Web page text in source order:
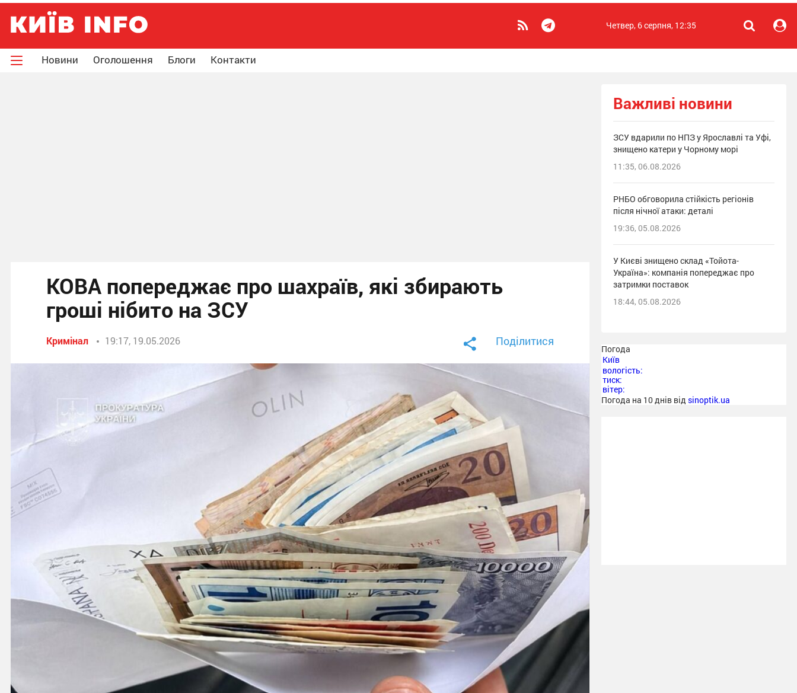
Четвер, 6 серпня, 12:35
Новини Оголошення Блоги Контакти
КОВА попереджає про шахраїв, які збирають
гроші нібито на ЗСУ
Кримінал 19:17, 19.05.2026 Поділитися
Важливі новини
ЗСУ вдарили по НПЗ у Ярославлі та Уфі,
знищено катери у Чорному морі
11:35, 06.08.2026
РНБО обговорила стійкість регіонів
після нічної атаки: деталі
19:36, 05.08.2026
У Києві знищено склад «Тойота-
Україна»: компанія попереджає про
затримки поставок
18:44, 05.08.2026
Погода
Київ
вологість:
тиск:
вітер:
Погода на 10 днів від sinoptik.ua